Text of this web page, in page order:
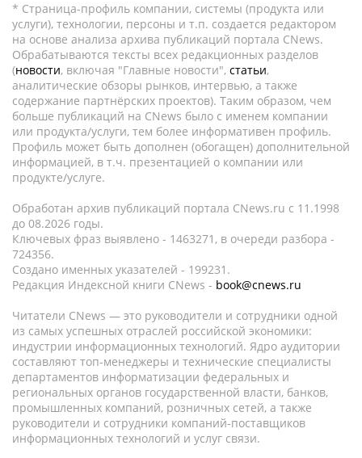
* Страница-профиль компании, системы (продукта или
услуги), технологии, персоны и т.п. создается редактором
на основе анализа архива публикаций портала CNews.
Обрабатываются тексты всех редакционных разделов
(новости, включая "Главные новости", статьи,
аналитические обзоры рынков, интервью, а также
содержание партнёрских проектов). Таким образом, чем
больше публикаций на CNews было с именем компании
или продукта/услуги, тем более информативен профиль.
Профиль может быть дополнен (обогащен) дополнительной
информацией, в т.ч. презентацией о компании или
продукте/услуге.
Обработан архив публикаций портала CNews.ru c 11.1998
до 08.2026 годы.
Ключевых фраз выявлено - 1463271, в очереди разбора -
724356.
Создано именных указателей - 199231.
Редакция Индексной книги CNews - book@cnews.ru
Читатели CNews — это руководители и сотрудники одной
из самых успешных отраслей российской экономики:
индустрии информационных технологий. Ядро аудитории
составляют топ-менеджеры и технические специалисты
департаментов информатизации федеральных и
региональных органов государственной власти, банков,
промышленных компаний, розничных сетей, а также
руководители и сотрудники компаний-поставщиков
информационных технологий и услуг связи.